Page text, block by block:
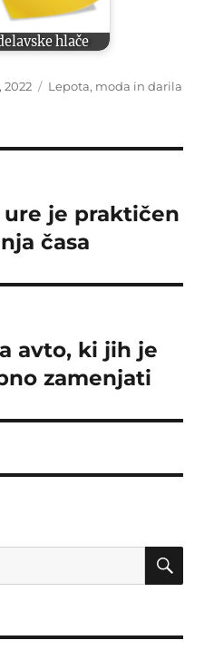
hlače
2022 Categories
Lepota, moda in darila
je praktičen
časa
avto, ki jih je
zamenjati